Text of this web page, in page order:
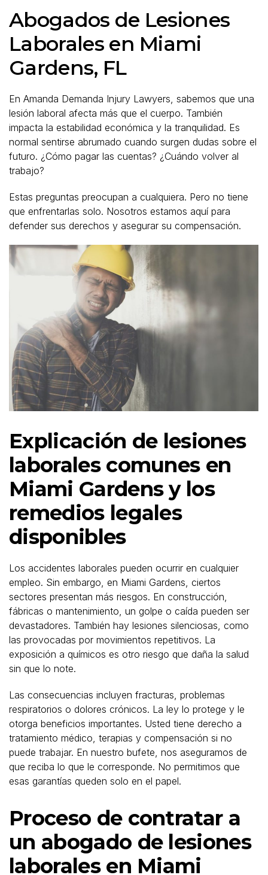
Abogados de Lesiones
Laborales en Miami
Gardens, FL
En Amanda Demanda Injury Lawyers, sabemos que una
lesión laboral afecta más que el cuerpo. También
impacta la estabilidad económica y la tranquilidad. Es
normal sentirse abrumado cuando surgen dudas sobre el
futuro. ¿Cómo pagar las cuentas? ¿Cuándo volver al
trabajo?
Estas preguntas preocupan a cualquiera. Pero no tiene
que enfrentarlas solo. Nosotros estamos aquí para
defender sus derechos y asegurar su compensación.
Explicación de lesiones
laborales comunes en
Miami Gardens y los
remedios legales
disponibles
Los accidentes laborales pueden ocurrir en cualquier
empleo. Sin embargo, en Miami Gardens, ciertos
sectores presentan más riesgos. En construcción,
fábricas o mantenimiento, un golpe o caída pueden ser
devastadores. También hay lesiones silenciosas, como
las provocadas por movimientos repetitivos. La
exposición a químicos es otro riesgo que daña la salud
sin que lo note.
Las consecuencias incluyen fracturas, problemas
respiratorios o dolores crónicos. La ley lo protege y le
otorga beneficios importantes. Usted tiene derecho a
tratamiento médico, terapias y compensación si no
puede trabajar. En nuestro bufete, nos aseguramos de
que reciba lo que le corresponde. No permitimos que
esas garantías queden solo en el papel.
Proceso de contratar a
un abogado de lesiones
laborales en Miami